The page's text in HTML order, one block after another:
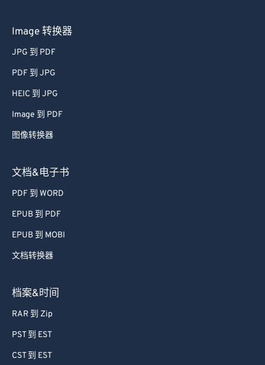
Image 转换器
JPG 到 PDF
PDF 到 JPG
HEIC 到 JPG
Image 到 PDF
图像转换器
文档&电子书
PDF 到 WORD
EPUB 到 PDF
EPUB 到 MOBI
文档转换器
档案&时间
RAR 到 Zip
PST 到 EST
CST 到 EST